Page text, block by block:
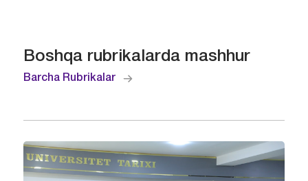
Boshqa rubrikalarda mashhur
Barcha Rubrikalar